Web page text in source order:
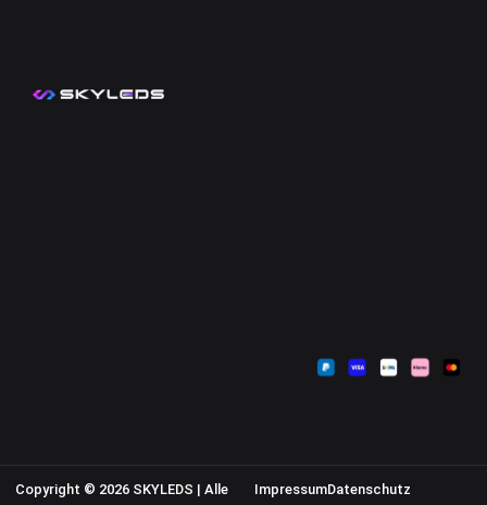
Copyright © 2026 SKYLEDS | Alle
ImpressumDatenschutz